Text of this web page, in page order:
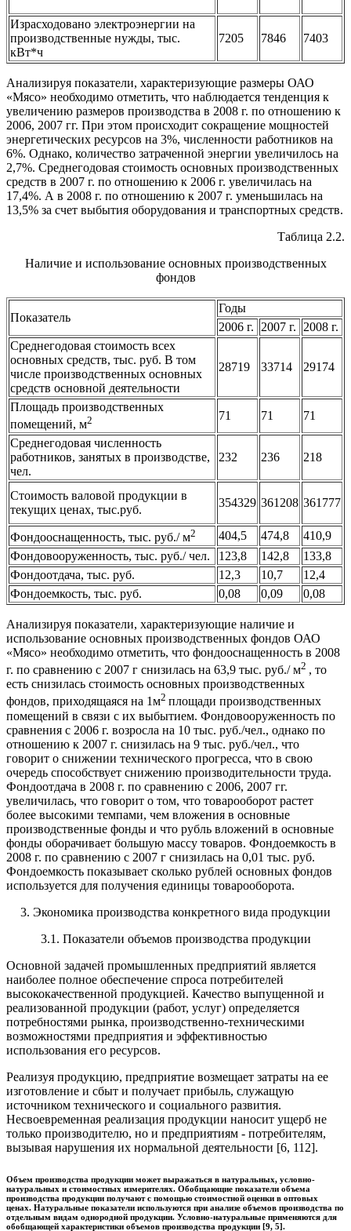
Израсходовано электроэнергии на
производственные нужды, тыс.
кВт*ч
7205 7846 7403
Анализируя показатели, характеризующие размеры ОАО
«Мясо» необходимо отметить, что наблюдается тенденция к
увеличению размеров производства в 2008 г. по отношению к
2006, 2007 гг. При этом происходит сокращение мощностей
энергетических ресурсов на 3%, численности работников на
6%. Однако, количество затраченной энергии увеличилось на
2,7%. Среднегодовая стоимость основных производственных
средств в 2007 г. по отношению к 2006 г. увеличилась на
17,4%. А в 2008 г. по отношению к 2007 г. уменьшилась на
13,5% за счет выбытия оборудования и транспортных средств.
Таблица 2.2.
Наличие и использование основных производственных
фондов
Показатель
Годы
2006 г.
2007 г.
2008 г.
Среднегодовая стоимость всех
основных средств, тыс. руб. В том
числе производственных основных
средств основной деятельности
28719 33714 29174
Площадь производственных
помещений, м2 71 71 71
Среднегодовая численность
работников, занятых в производстве,
чел.
232 236 218
Стоимость валовой продукции в
текущих ценах, тыс.руб.
354329 361208 361777
Фондооснащенность, тыс. руб./ м2 404,5 474,8
410,9
Фондовооруженность, тыс. руб./ чел.
123,8 142,8
133,8
Фондоотдача, тыс. руб.
12,3 10,7
12,4
Фондоемкость, тыс. руб.
0,08 0,09 0,08
Анализируя показатели, характеризующие наличие и
использование основных производственных фондов ОАО
«Мясо» необходимо отметить, что фондооснащенность в 2008
г. по сравнению с 2007 г снизилась на 63,9 тыс. руб./ м2 , то
есть снизилась стоимость основных производственных
фондов, приходящаяся на 1м2 площади производственных
помещений в связи с их выбытием. Фондовооруженность по
сравнения с 2006 г. возросла на 10 тыс. руб./чел., однако по
отношению к 2007 г. снизилась на 9 тыс. руб./чел., что
говорит о снижении технического прогресса, что в свою
очередь способствует снижению производительности труда.
Фондоотдача в 2008 г. по сравнению с 2006, 2007 гг.
увеличилась, что говорит о том, что товарооборот растет
более высокими темпами, чем вложения в основные
производственные фонды и что рубль вложений в основные
фонды оборачивает большую массу товаров. Фондоемкость в
2008 г. по сравнению с 2007 г снизилась на 0,01 тыс. руб.
Фондоемкость показывает сколько рублей основных фондов
используется для получения единицы товарооборота.
3. Экономика производства конкретного вида продукции
3.1. Показатели объемов производства продукции
Основной задачей промышленных предприятий является
наиболее полное обеспечение спроса потребителей
высококачественной продукцией. Качество выпущенной и
реализованной продукции (работ, услуг) определяется
потребностями рынка, производственно-техническими
возможностями предприятия и эффективностью
использования его ресурсов.
Реализуя продукцию, предприятие возмещает затраты на ее
из­готовление и сбыт и получает прибыль, служащую
источником тех­нического и социального развития.
Несвоевременная реализация продукции наносит ущерб не
только производителю, но и предпри­ятиям - потребителям,
вызывая нарушения их нормальной деятельности [6, 112].
Объем производства продукции может выражаться в натураль­ных, условно-
натуральных и стоимостных измерителях. Обобщаю­щие показатели объема
производства продукции получают с помо­щью стоимостной оценки в оптовых
ценах. Натуральные показатели используются при анализе объемов производства по
отдельным видам однородной продукции. Условно-натуральные применяются для
обобщающей характеристики объемов производ­ства продукции [9, 5].